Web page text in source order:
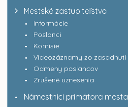
Mestské zastupiteľstvo
Informácie
Poslanci
Komisie
Videozáznamy zo zasadnutí
Odmeny poslancov
Zrušené uznesenia
Námestníci primátora mesta